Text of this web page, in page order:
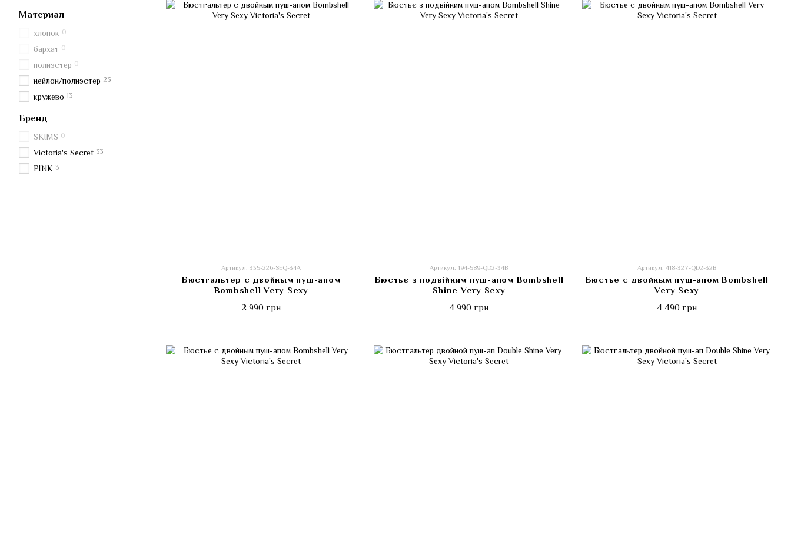
Артикул: 335-226-SEQ-34A
Бюстгальтер с двойным пуш-апом
Bombshell Very Sexy
2 990 грн
Артикул: 194-589-QD2-34B
Бюстьє з подвійним пуш-апом Bombshell
Shine Very Sexy
4 990 грн
Артикул: 418-327-QD2-32B
Бюстье с двойным пуш-апом Bombshell
Very Sexy
4 490 грн
Материал
хлопок 0
бархат 0
полиэстер 0
нейлон/полиэстер 23
кружево 13
Бренд
SKIMS 0
Victoria's Secret 33
PINK 3